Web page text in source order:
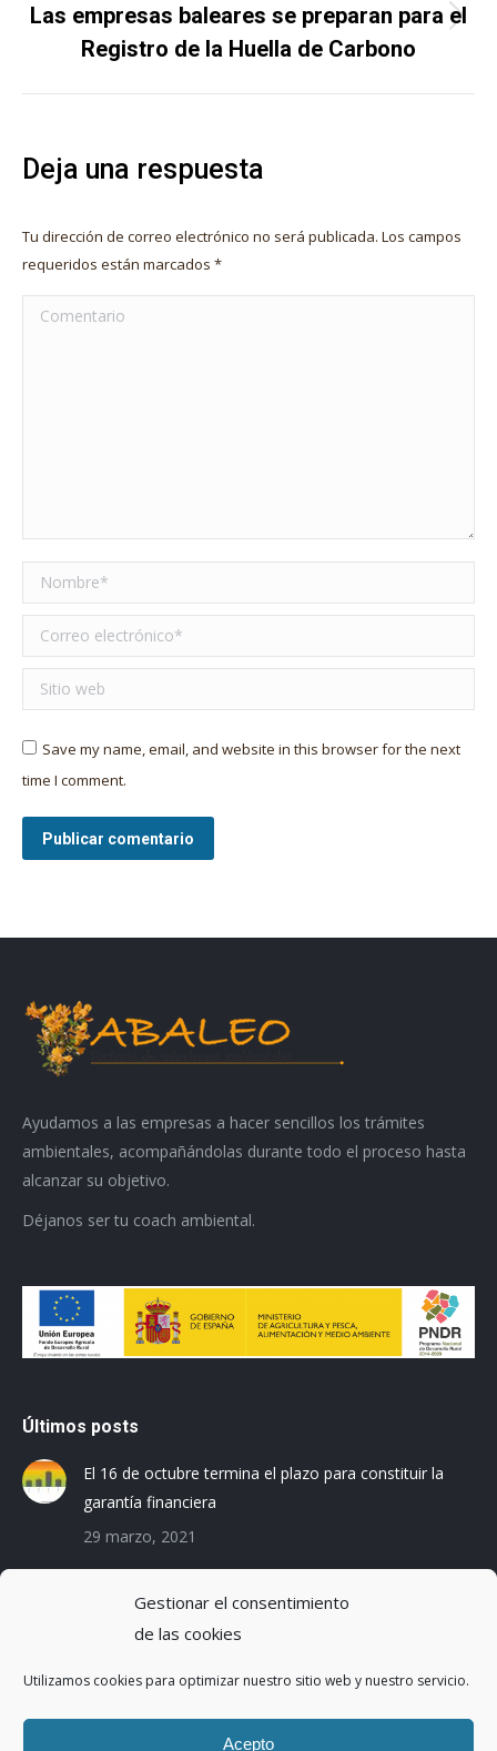
Gestionar el consentimiento
de las cookies
Utilizamos cookies para optimizar nuestro sitio web y nuestro servicio.
Acepto
Publicación
siguiente:
Las empresas baleares se preparan para el
Registro de la Huella de Carbono
Deja una respuesta
Tu dirección de correo electrónico no será publicada. Los campos
requeridos están marcados *
Comentario
Nombre *
Correo electrónico *
Sitio web
Save my name, email, and website in this browser for the next
time I comment.
Publicar comentario
Ayudamos a las empresas a hacer sencillos los trámites
ambientales, acompañándolas durante todo el proceso hasta
alcanzar su objetivo.
Déjanos ser tu coach ambiental.
Últimos posts
El 16 de octubre termina el plazo para constituir la
garantía financiera
29 marzo, 2021
de la Huella de Carbono
3 diciembre, 2019
Reduciendo la Huella Hídrica en una planta de
montaje de coches